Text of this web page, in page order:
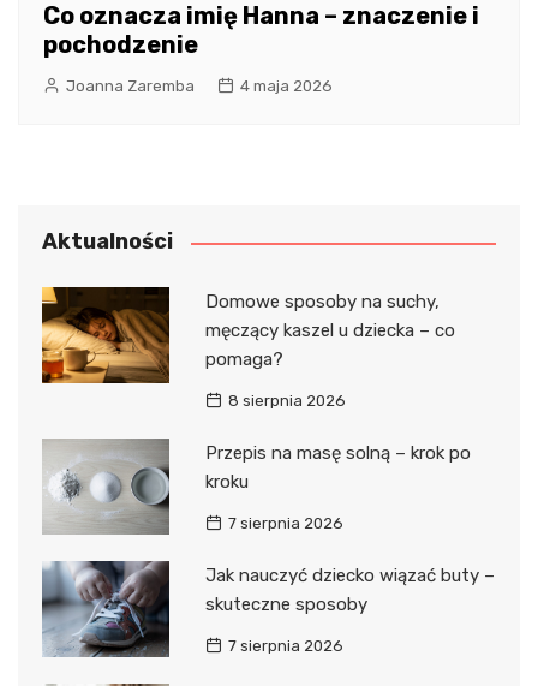
Co oznacza imię Hanna – znaczenie i
pochodzenie
Joanna Zaremba 4 maja 2026
Aktualności
Domowe sposoby na suchy,
męczący kaszel u dziecka – co
pomaga?
8 sierpnia 2026
Przepis na masę solną – krok po
kroku
7 sierpnia 2026
Jak nauczyć dziecko wiązać buty –
skuteczne sposoby
7 sierpnia 2026